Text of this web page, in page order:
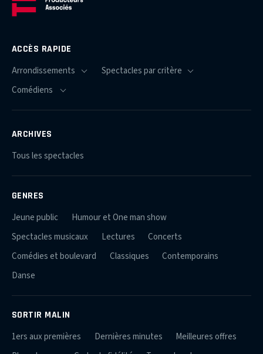
ACCÈS RAPIDE
ARCHIVES
Tous les spectacles
GENRES
Jeune public
Humour et One man show
Spectacles musicaux
Lectures
Concerts
Comédies et boulevard
Classiques
Contemporains
Danse
SORTIR MALIN
1ers aux premières Dernières minutes
Meilleures offres